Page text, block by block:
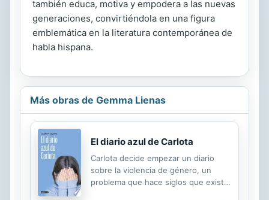
también educa, motiva y empodera a las nuevas
generaciones, convirtiéndola en una figura
emblemática en la literatura contemporánea de
habla hispana.
Más obras de Gemma Lienas
El diario azul de Carlota
Carlota decide empezar un diario
sobre la violencia de género, un
problema que hace siglos que existe